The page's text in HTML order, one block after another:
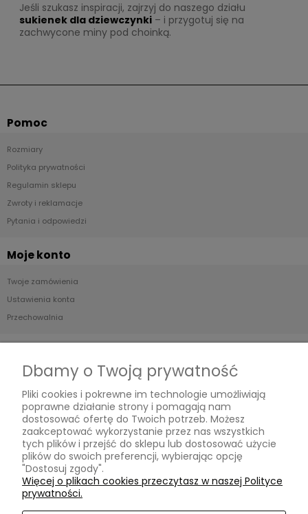
Jeśli szukasz inspiracji, zajrzyj do naszego działu
sukienek dla dziewczynki – i przygotuj się na
zachwycone miny pod choinką.
Pomoc
Rozmiary
Polityka prywatności
Regulamin sklepu
Zwroty i reklamacje
Pytania i odpowiedzi
Moje konto
Twoje zamówienia
Ustawienia konta
Przechowalnia
Formy płatności
Czas i koszty dostawy
Czas realizacji zamówienia
Informacje
O nas
Dbamy o Twoją prywatność
Pliki cookies i pokrewne im technologie umożliwiają
poprawne działanie strony i pomagają nam
dostosować ofertę do Twoich potrzeb. Możesz
zaakceptować wykorzystanie przez nas wszystkich
tych plików i przejść do sklepu lub dostosować użycie
plików do swoich preferencji, wybierając opcję
"Dostosuj zgody".
Więcej o plikach cookies przeczytasz w naszej Polityce
prywatności.